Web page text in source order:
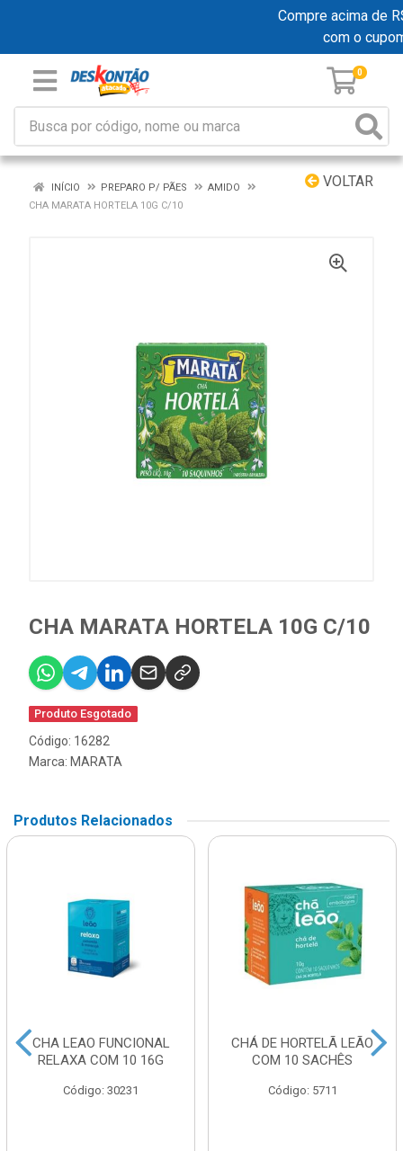
Compre acima de
com o
0
VOLTAR
INÍCIO PREPARO P/ PÃES
AMIDO
CHA MARATA HORTELA 10G C/10
CHA MARATA HORTELA 10G C/10
Produto Esgotado
Código: 16282
Marca: MARATA
Produtos Relacionados
CHA LEAO FUNCIONAL
RELAXA COM 10 16G
Código: 30231
CHÁ DE HORTELÃ LEÃO
COM 10 SACHÊS
Código: 5711